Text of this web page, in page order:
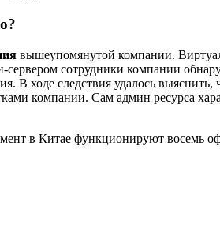
вышеупомянутой компании.
сервером сотрудники компании
В ходе следствия удалось выяснить,
компании. Сам админ ресурса
в Китае функционируют восемь